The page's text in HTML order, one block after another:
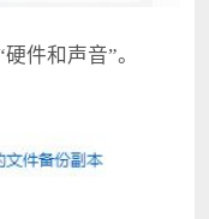
件和声音”。